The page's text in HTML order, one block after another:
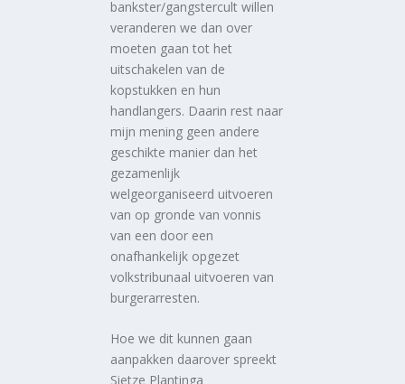
bankster/gangstercult willen
veranderen we dan over
moeten gaan tot het
uitschakelen van de
kopstukken en hun
handlangers. Daarin rest naar
mijn mening geen andere
geschikte manier dan het
gezamenlijk
welgeorganiseerd uitvoeren
van op gronde van vonnis
van een door een
onafhankelijk opgezet
volkstribunaal uitvoeren van
burgerarresten.
Hoe we dit kunnen gaan
aanpakken daarover spreekt
Sietze Plantinga